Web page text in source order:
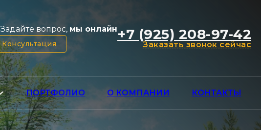
Задайте вопрос, мы онлайн
Консультация
+7 (925) 208-97-42
Заказать звонок сейчас
ПОРТФОЛИО О КОМПАНИИ КОНТАКТЫ